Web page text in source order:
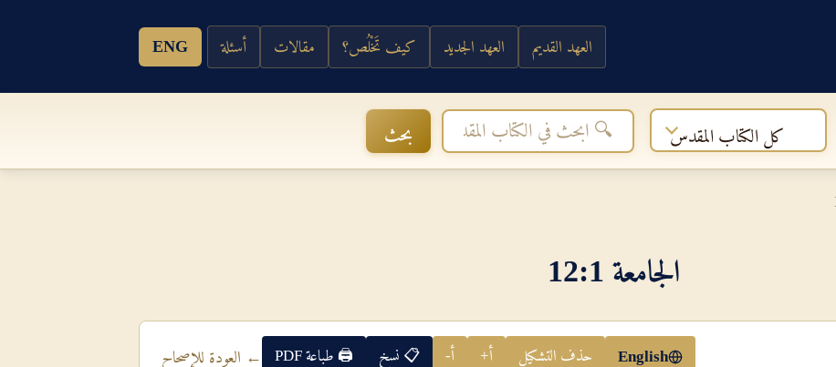
العهد القديم العهد الجديد كيف تَخْلُص؟ مقالات أسئلة ENG
كل الكتاب المقدس بحث
الجامعة 1‏:‏12
English حذف التشكيل أ+ أ- 📋 نسخ 🖨 طباعة PDF ← العودة للإصحاح